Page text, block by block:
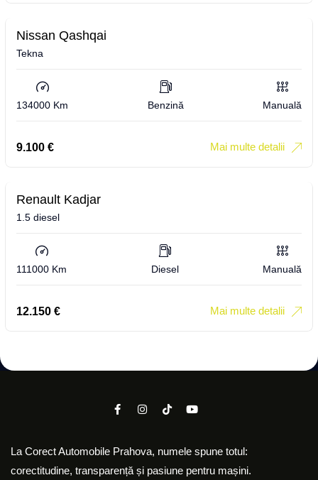
Nissan Qashqai
Tekna
134000 Km Benzină Manuală
9.100 € Mai multe detalii
Renault Kadjar
1.5 diesel
111000 Km Diesel Manuală
12.150 € Mai multe detalii
La Corect Automobile Prahova, numele spune totul:
corectitudine, transparență și pasiune pentru mașini.